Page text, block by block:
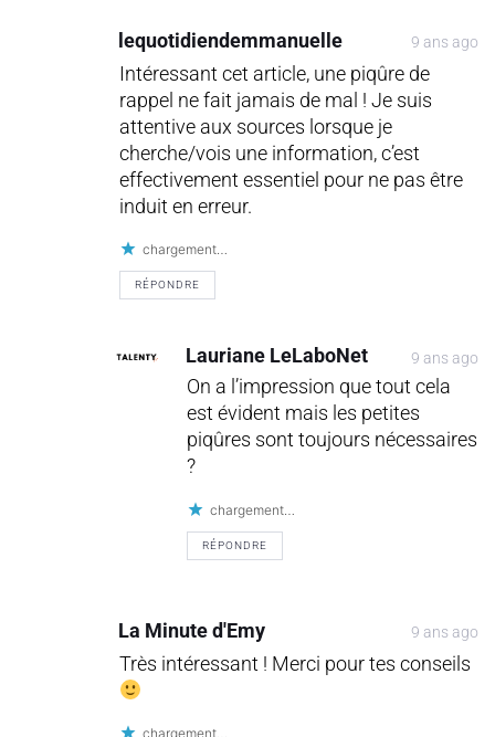
lequotidiendemmanuelle 9 ans ago
Intéressant cet article, une piqûre de
rappel ne fait jamais de mal ! Je suis
attentive aux sources lorsque je
cherche/vois une information, c’est
effectivement essentiel pour ne pas être
induit en erreur.
chargement…
RÉPONDRE
Lauriane LeLaboNet 9 ans ago
On a l’impression que tout cela
est évident mais les petites
piqûres sont toujours nécessaires
?
chargement…
RÉPONDRE
La Minute d'Emy 9 ans ago
Très intéressant ! Merci pour tes conseils
chargement…